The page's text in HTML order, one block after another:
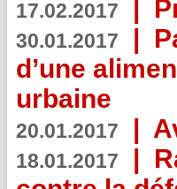
17.02.2017 |
30.01.2017 |
d’une
urbaine
20.01.2017 |
18.01.2017 |